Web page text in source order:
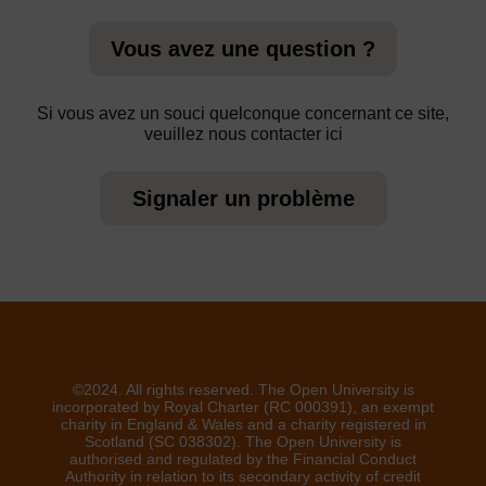
Vous avez une question ?
Si vous avez un souci quelconque concernant ce site,
veuillez nous contacter ici
Signaler un problème
©2024. All rights reserved. The Open University is
incorporated by Royal Charter (RC 000391), an exempt
charity in England & Wales and a charity registered in
Scotland (SC 038302). The Open University is
authorised and regulated by the Financial Conduct
Authority in relation to its secondary activity of credit